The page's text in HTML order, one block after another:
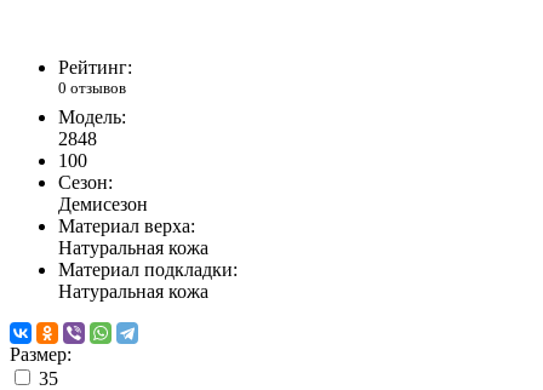
Рейтинг:
0 отзывов
Модель:
2848
100
Сезон:
Демисезон
Материал верха:
Натуральная кожа
Материал подкладки:
Натуральная кожа
Размер:
35